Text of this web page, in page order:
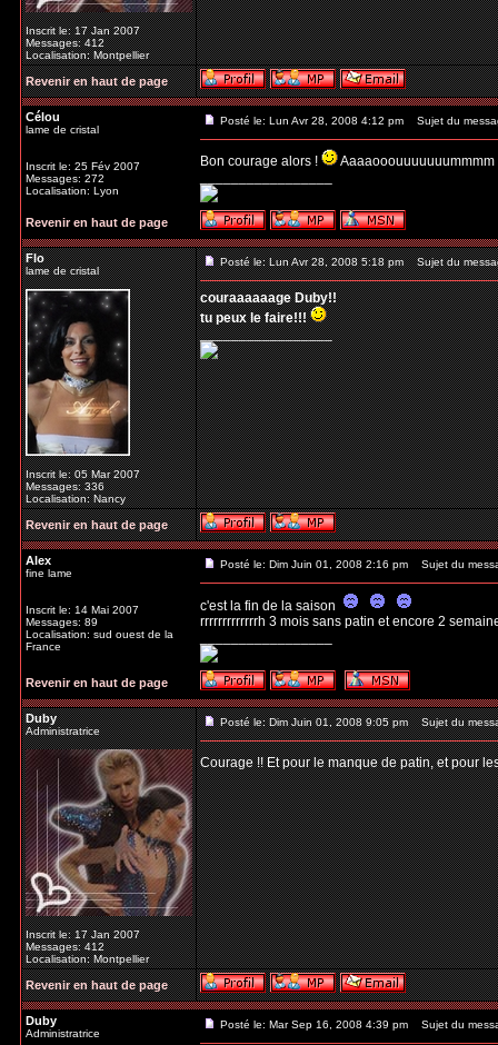
Inscrit le: 17 Jan 2007
Messages: 412
Localisation: Montpellier
Revenir en haut de page
Célou
lame de cristal
Inscrit le: 25 Fév 2007
Messages: 272
Localisation: Lyon
Posté le: Lun Avr 28, 2008 4:12 pm Sujet du
Bon courage alors !
Aaaaooouuuuuuummmm
Revenir en haut de page
Flo
lame de cristal
Inscrit le: 05 Mar 2007
Messages: 336
Localisation: Nancy
Posté le: Lun Avr 28, 2008 5:18 pm Sujet du
couraaaaaage Duby!!
tu peux le faire!!!
_________________
Revenir en haut de page
Alex
fine lame
Inscrit le: 14 Mai 2007
Messages: 89
Localisation: sud ouest de la
France
Posté le: Dim Juin 01, 2008 2:16 pm Sujet du
c'est la fin de la saison
rrrrrrrrrrrrrh 3 mois sans patin et encore 2
Revenir en haut de page
Duby
Administratrice
Inscrit le: 17 Jan 2007
Messages: 412
Localisation: Montpellier
Posté le: Dim Juin 01, 2008 9:05 pm Sujet du
Courage !! Et pour le manque de patin, et pour
Revenir en haut de page
Duby
Administratrice
Posté le: Mar Sep 16, 2008 4:39 pm Sujet du